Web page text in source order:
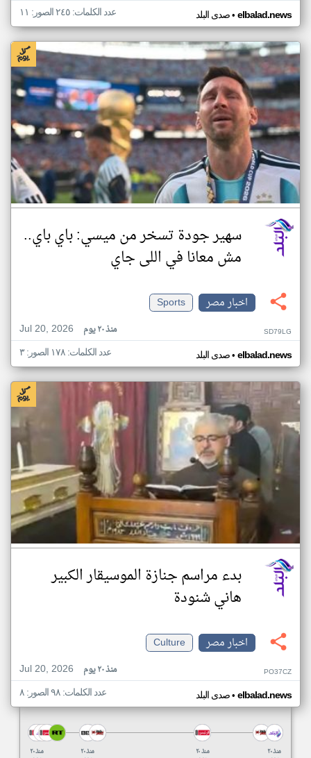
صدى البلد• elbalad.news عدد الكلمات: ٢٤٥ الصور: ١١
سهير جودة تسخر من ميسي: باي باي..
مش معانا في اللى جاي
اخبار مصر
Sports
Jul 20, 2026
منذ ٢٠ يوم SD79LG
صدى البلد• elbalad.news عدد الكلمات: ١٧٨ الصور: ٣
بدء مراسم جنازة الموسيقار الكبير
هاني شنودة
اخبار مصر
Culture
Jul 20, 2026
منذ ٢٠ يوم PO37CZ
صدى البلد• elbalad.news عدد الكلمات: ٩٨ الصور: ٨
منذ ٢٠ منذ ٢٠ منذ ٢٠ منذ ٢٠